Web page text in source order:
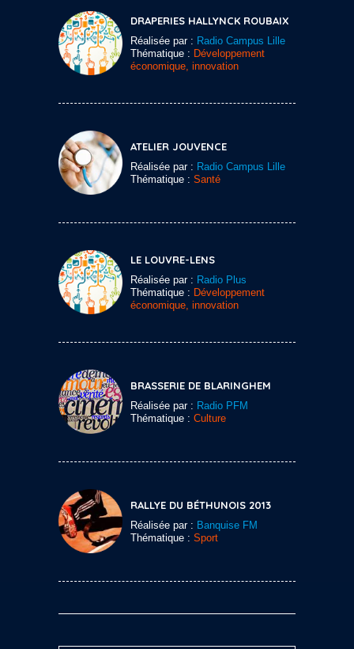
DRAPERIES HALLYNCK ROUBAIX
Réalisée par : Radio Campus Lille
Thématique : Développement
économique, innovation
ATELIER JOUVENCE
Réalisée par : Radio Campus Lille
Thématique : Santé
LE LOUVRE-LENS
Réalisée par : Radio Plus
Thématique : Développement
économique, innovation
BRASSERIE DE BLARINGHEM
Réalisée par : Radio PFM
Thématique : Culture
RALLYE DU BÉTHUNOIS 2013
Réalisée par : Banquise FM
Thématique : Sport